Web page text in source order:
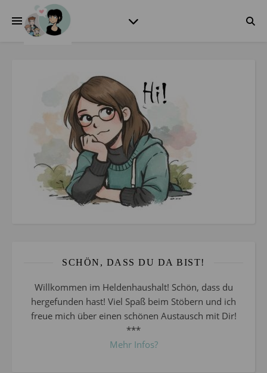
SCHÖN, DASS DU DA BIST!
Willkommen im Heldenhaushalt! Schön, dass du
hergefunden hast! Viel Spaß beim Stöbern und ich
freue mich über einen schönen Austausch mit Dir!
***
Mehr Infos?